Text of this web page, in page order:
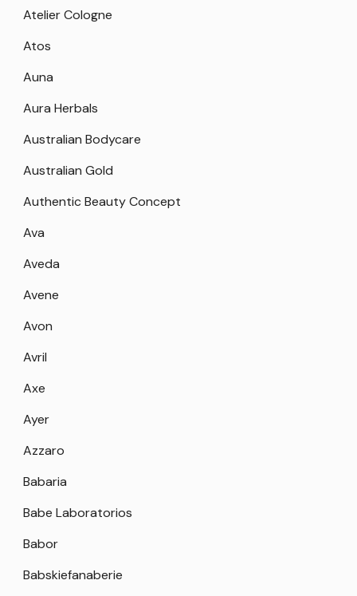
Atelier Cologne
Atos
Auna
Aura Herbals
Australian Bodycare
Australian Gold
Authentic Beauty Concept
Ava
Aveda
Avene
Avon
Avril
Axe
Ayer
Azzaro
Babaria
Babe Laboratorios
Babor
Babskiefanaberie